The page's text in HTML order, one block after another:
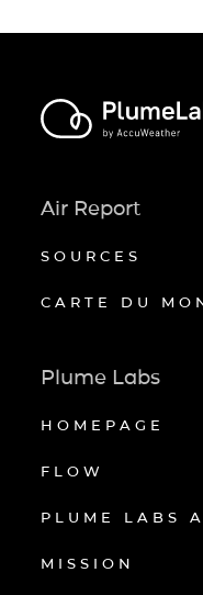
Air Report
SOURCES
CARTE DU
Plume Labs
HOMEPAGE
FLOW
PLUME LABS
MISSION